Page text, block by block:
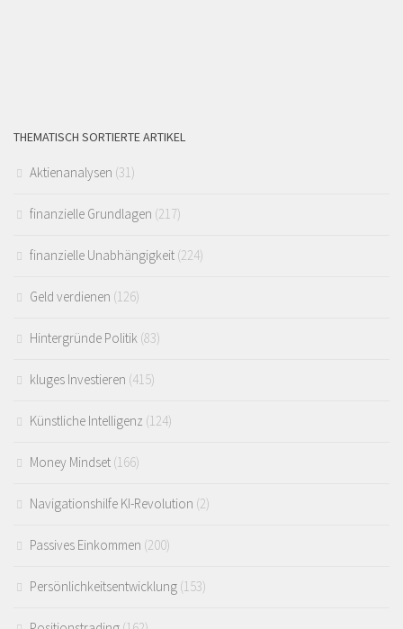
THEMATISCH SORTIERTE ARTIKEL
Aktienanalysen (31)
finanzielle Grundlagen (217)
finanzielle Unabhängigkeit (224)
Geld verdienen (126)
Hintergründe Politik (83)
kluges Investieren (415)
Künstliche Intelligenz (124)
Money Mindset (166)
Navigationshilfe KI-Revolution (2)
Passives Einkommen (200)
Persönlichkeitsentwicklung (153)